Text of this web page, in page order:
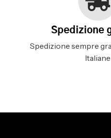
Spedizione
Spedizione sempre
Italiane